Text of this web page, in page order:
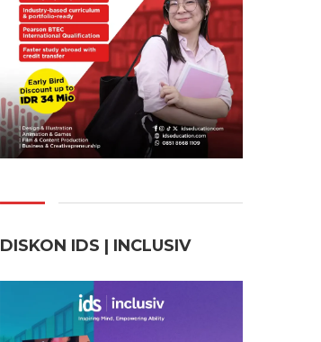
DISKON IDS | INCLUSIV